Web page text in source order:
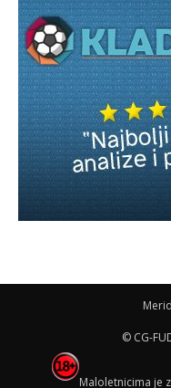
© CG-
Maloletnicima je